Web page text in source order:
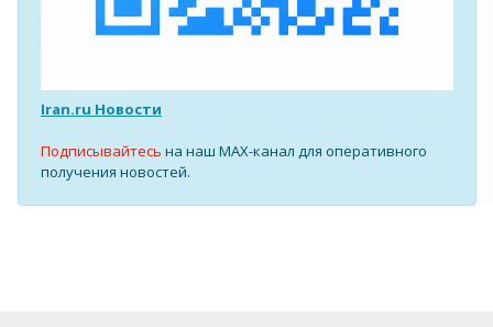
Iran.ru Новости
Подписывайтесь на наш MAX-канал для оперативного
получения новостей.